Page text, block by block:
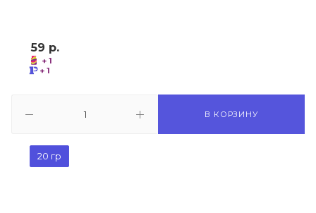
59 р.
+ 1
+ 1
В КОРЗИНУ
20 гр